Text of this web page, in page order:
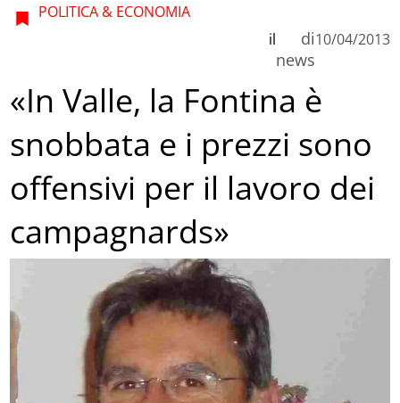
POLITICA & ECONOMIA
di
news
il 10/04/2013
«In Valle, la Fontina è
snobbata e i prezzi sono
offensivi per il lavoro dei
campagnards»